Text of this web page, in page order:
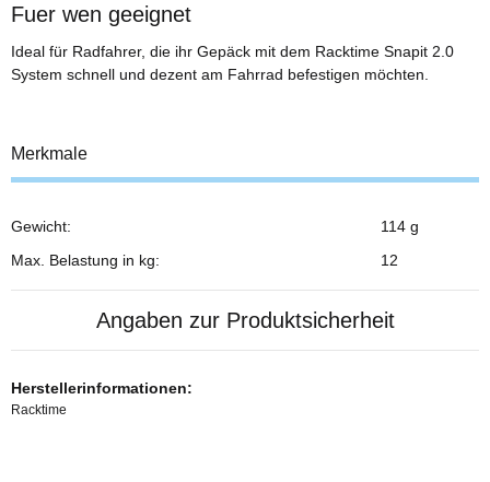
Fuer wen geeignet
Ideal für Radfahrer, die ihr Gepäck mit dem Racktime Snapit 2.0
System schnell und dezent am Fahrrad befestigen möchten.
Merkmale
Gewicht:
114 g
Max. Belastung in kg:
12
Angaben zur Produktsicherheit
Herstellerinformationen:
Racktime